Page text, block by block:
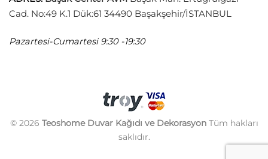
Cad. No:49 K.1 Dük:61 34490 Başakşehir/İSTANBUL
Pazartesi-Cumartesi 9:30 -19:30
© 2026 Teoshome Duvar Kağıdı ve DekorasyonTüm hakları
saklıdır.